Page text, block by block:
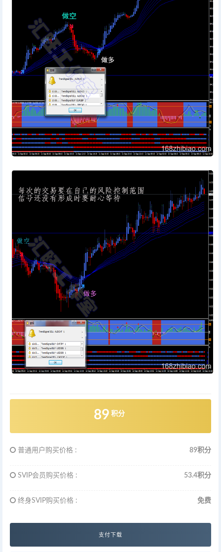
89 积分
普通用户购买价格 : 89积分
SVIP会员购买价格 : 53.4积分
终身SVIP购买价格 : 免费
支付下载